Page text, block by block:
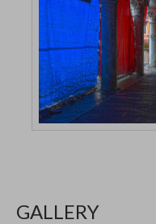
GALLERY